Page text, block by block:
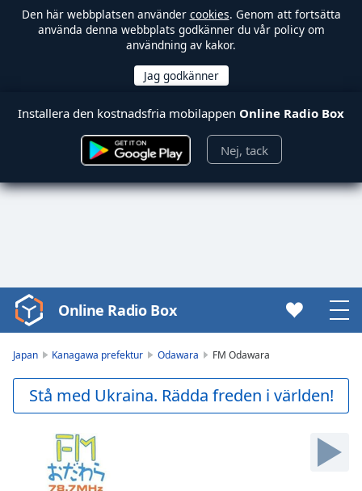
Den här webbplatsen använder cookies. Genom att fortsätta
använda denna webbplats godkänner du vår policy om
användning av kakor.
Installera den kostnadsfria mobilappen Online Radio Box
Nej, tack
Video
Player
Play
Video
Online Radio Box
Japan Kanagawa prefektur Odawara FM Odawara
Stå med Ukraina. Rädda freden i världen!